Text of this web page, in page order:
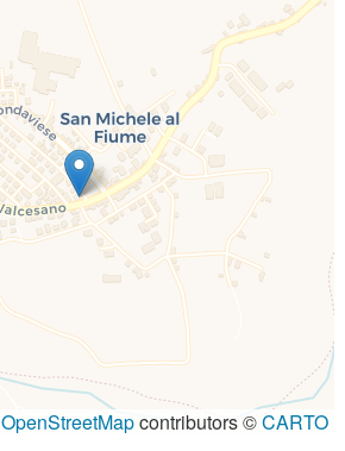
OpenStreetMapcontributors ©CARTO